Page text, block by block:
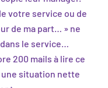
votre service ou de
de ma part… » ne
le service…
200 mails à lire ce
situation nette